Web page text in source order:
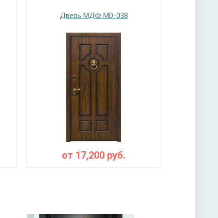
ручкой, 3-х ригельный, 2-х оборотный
плита URSA или пенопласт (на выбор)
Дверь МДФ MD-038
от 17,200 руб.